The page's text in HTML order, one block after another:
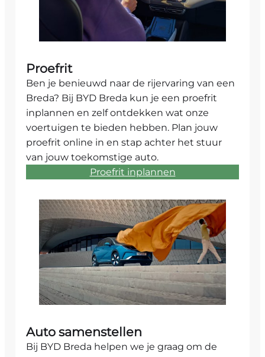
Proefrit
Ben je benieuwd naar de rijervaring van een
Breda? Bij BYD Breda kun je een proefrit
inplannen en zelf ontdekken wat onze
voertuigen te bieden hebben. Plan jouw
proefrit online in en stap achter het stuur
van jouw toekomstige auto.
Proefrit inplannen
Auto samenstellen
Bij BYD Breda helpen we je graag om de